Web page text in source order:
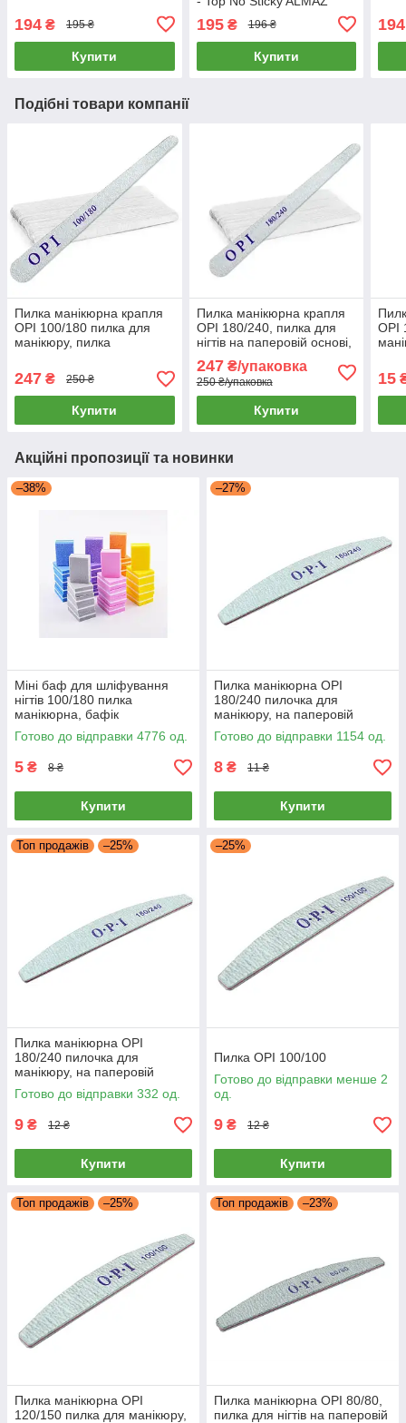
194 ₴ 195 ₴
Купити
195₴ 196 ₴
Купити
194
Подібні товари компанії
Пилка манікюрна крапля
OPI 100/180 пилка для
манікюру, пилка
основі, пилка для нігтів
247 ₴ 250 ₴
Купити
Пилка манікюрна крапля
OPI 180/240, пилка для
нігтів на паперовій основі,
фінішна пилочка для
манікюру
247₴/упаковка
250 ₴/упаковка
Купити
OPI
15
Акційні пропозиції та новинки
–38%
Міні баф для шліфування
нігтів 100/180 пилка
манікюрна, бафік
манікюрний на м'якій основі,
пилка для нігтів
Готово до відправки 4776 од.
5 ₴ 8 ₴
Купити
–27%
Пилка манікюрна OPI
180/240 пилочка для
манікюру, на паперовій
основі, пилка для нігтів
Готово до відправки 1154 од.
8 ₴ 11 ₴
Купити
Топ продажів –25%
Пилка манікюрна OPI
180/240 пилочка для
манікюру, на паперовій
основі, пилка для нігтів
Готово до відправки 332 од.
9 ₴ 12 ₴
Купити
–25%
Пилка OPI 100/100
Готово до відправки менше 2
од.
9 ₴ 12 ₴
Купити
Топ продажів –25%
Пилка манікюрна OPI
120/150 пилка для манікюру,
Топ продажів –23%
Пилка манікюрна OPI 80/80,
пилка для нігтів на паперовій